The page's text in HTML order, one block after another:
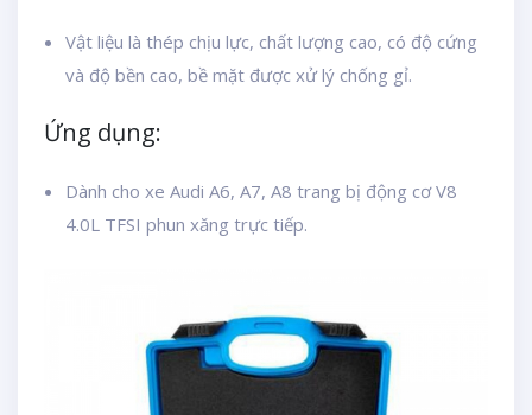
Vật liệu là thép chịu lực, chất lượng cao, có độ cứng
và độ bền cao, bề mặt được xử lý chống gỉ.
Ứng dụng:
Dành cho xe Audi A6, A7, A8 trang bị động cơ V8
4.0L TFSI phun xăng trực tiếp.